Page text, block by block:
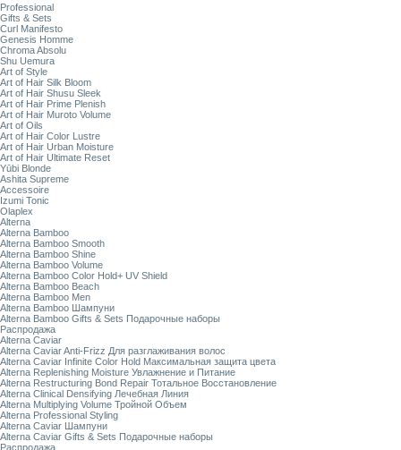
Professional
Gifts & Sets
Curl Manifesto
Genesis Homme
Chroma Absolu
Shu Uemura
Art of Style
Art of Hair Silk Bloom
Art of Hair Shusu Sleek
Art of Hair Prime Plenish
Art of Hair Muroto Volume
Art of Oils
Art of Hair Color Lustre
Art of Hair Urban Moisture
Art of Hair Ultimate Reset
Yūbi Blonde
Ashita Supreme
Accessoire
Izumi Tonic
Olaplex
Alterna
Alterna Bamboo
Alterna Bamboo Smooth
Alterna Bamboo Shine
Alterna Bamboo Volume
Alterna Bamboo Color Hold+ UV Shield
Alterna Bamboo Beach
Alterna Bamboo Men
Alterna Bamboo Шампуни
Alterna Bamboo Gifts & Sets Подарочные наборы
Распродажа
Alterna Caviar
Alterna Caviar Anti-Frizz Для разглаживания волос
Alterna Caviar Infinite Color Hold Максимальная защита цвета
Alterna Replenishing Moisture Увлажнение и Питание
Alterna Restructuring Bond Repair Тотальное Восстановление
Alterna Clinical Densifying Лечебная Линия
Alterna Multiplying Volume Тройной Объем
Alterna Professional Styling
Alterna Caviar Шампуни
Alterna Caviar Gifts & Sets Подарочные наборы
Распродажа